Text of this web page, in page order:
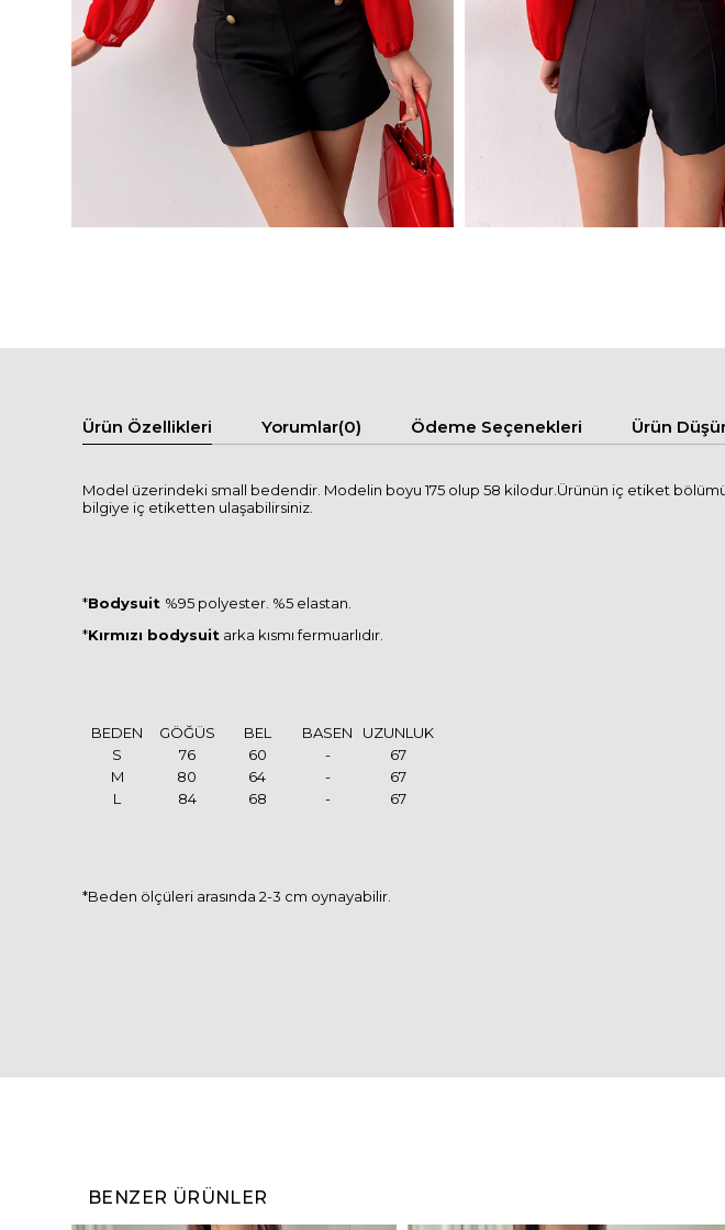
Ürün Özellikleri Yorumlar(0) Ödeme Seçenekleri Ürün
Model üzerindeki small bedendir. Modelin boyu 175 olup 58 kilodur.Ürünün iç etiket
bilgiye iç etiketten ulaşabilirsiniz.
*Bodysuit %95 polyester. %5 elastan.
*Kırmızı bodysuit arka kısmı fermuarlıdır.
BEDEN GÖĞÜS BEL BASEN
UZUNLUK
S
76 60 -
67
M
80 64 -
67
L
84 68 - 67
*Beden ölçüleri arasında 2-3 cm oynayabilir.
BENZER ÜRÜNLER